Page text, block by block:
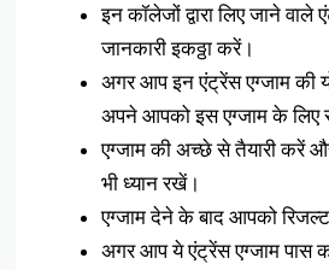
इन कॉलेजों द्वारा लिए जाने वाले
जानकारी इकठ्ठा करें।
अगर आप इन एंट्रेंस एग्जाम की
अपने आपको इस एग्जाम के लिए
एग्जाम की अच्छे से तैयारी करें
भी ध्यान रखें।
एग्जाम देने के बाद आपको
अगर आप ये एंट्रेंस एग्जाम पास